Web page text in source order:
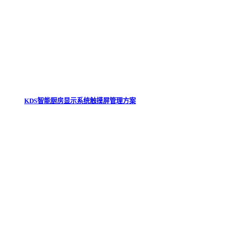
KDS智能厨房显示系统触摸屏管理方案